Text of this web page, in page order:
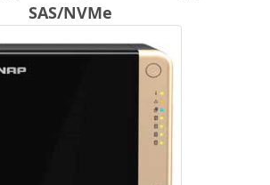
SAS/NVMe